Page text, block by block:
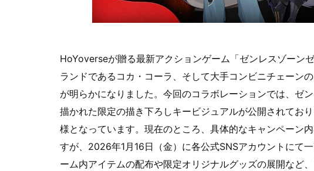
HoYoverseが贈る最新アクションゲーム「ゼンレスゾーン
ランドであるコカ・コーラ、そして大手コンビニチェーン
が明らかになりました。今回のコラボレーションでは、ゼ
描かれた限定の描き下ろしキービジュアルが公開されてお
様となっています。現在のところ、具体的なキャンペーン
すが、2026年1月16日（金）に各公式SNSアカウントにて
ーム内アイテムの配布や限定オリジナルグッズの展開など